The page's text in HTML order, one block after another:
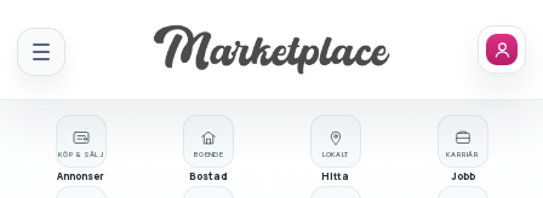
Meny
KÖP & SÄLJ
Annonser
BOENDE
Bostad
LOKALT
Hitta
KARRIÄR
Jobb